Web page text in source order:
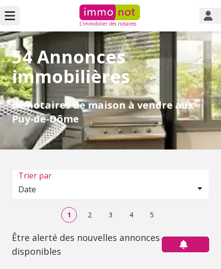
L'immobilier des notaires
54 Annonces
immobilières
de notaires de maison à vendre aux
Puy-de-Dôme
Trier par
Date
1 2 3 4 5
Être alerté des nouvelles annonces
disponibles